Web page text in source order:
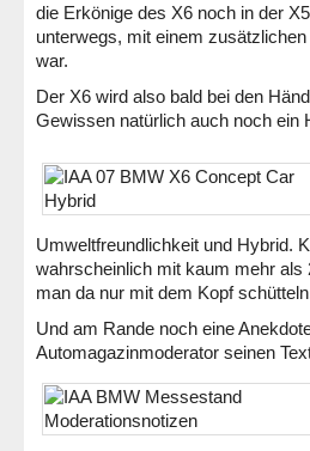
die Erkönige des X6 noch in der
unterwegs, mit einem
war.
Der X6 wird also bald bei den
Gewissen natürlich auch noch ein
Umweltfreundlichkeit und Hybrid.
wahrscheinlich mit kaum mehr als
man da nur mit dem Kopf
Und am Rande noch eine
Automagazinmoderator seinen